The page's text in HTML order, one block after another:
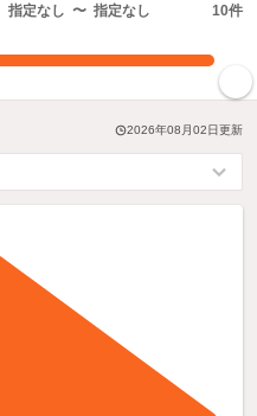
指定なし 〜 指定なし 10件
2026年08月02日更新